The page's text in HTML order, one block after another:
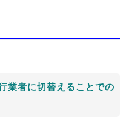
業者に切替えることでの